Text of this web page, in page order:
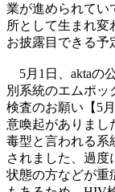
業が進められてい
所として生まれ変
お披露目できる予
5月1日、aktaの
別系統のエムポッ
検査のお願い【5
意喚起がありまし
毒型と言われる系
されました、過度
状態の方などが重